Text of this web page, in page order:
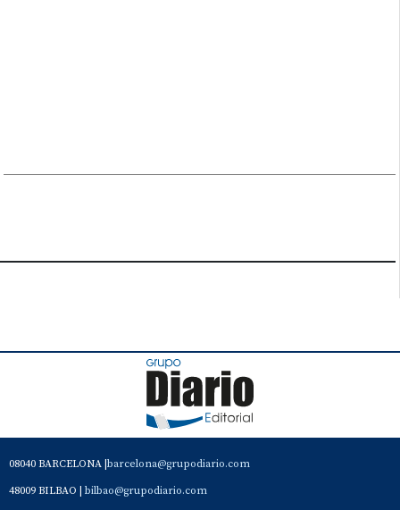
08040 BARCELONA | barcelona@grupodiario.com
48009 BILBAO | bilbao@grupodiario.com